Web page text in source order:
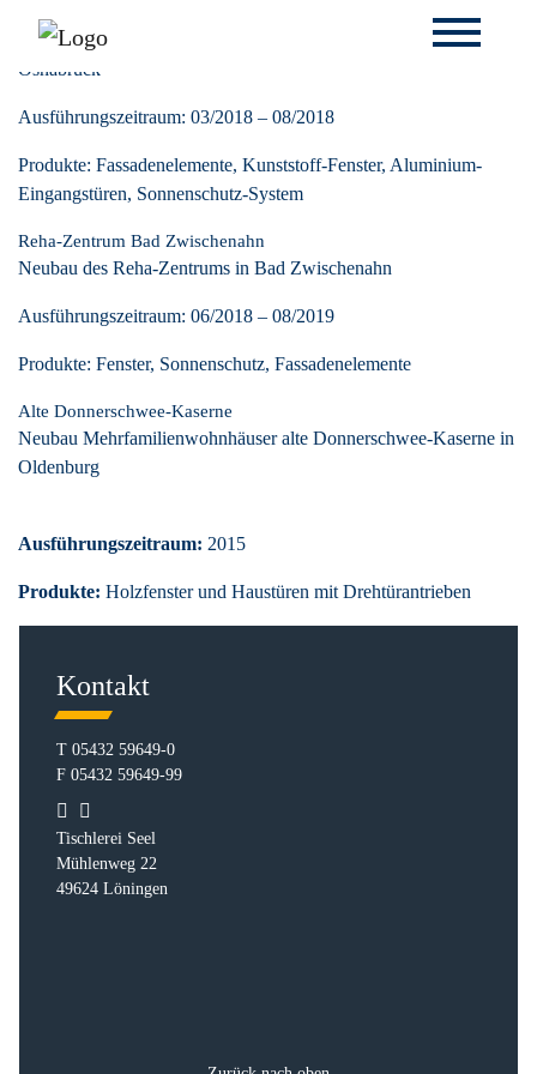
Sanierung und Umbau der Ickerbachschule im Landkreis
Osnabrück
Ausführungszeitraum: 03/2018 – 08/2018
Produkte: Fassadenelemente, Kunststoff-Fenster, Aluminium-
Eingangstüren, Sonnenschutz-System
Reha-Zentrum Bad Zwischenahn
Neubau des Reha-Zentrums in Bad Zwischenahn
Ausführungszeitraum: 06/2018 – 08/2019
Produkte: Fenster, Sonnenschutz, Fassadenelemente
Alte Donnerschwee-Kaserne
Neubau Mehrfamilienwohnhäuser alte Donnerschwee-Kaserne in
Oldenburg
Ausführungszeitraum: 2015
Produkte: Holzfenster und Haustüren mit Drehtürantrieben
Kontakt
T 05432 59649-0
F 05432 59649-99
Tischlerei Seel
Mühlenweg 22
49624 Löningen